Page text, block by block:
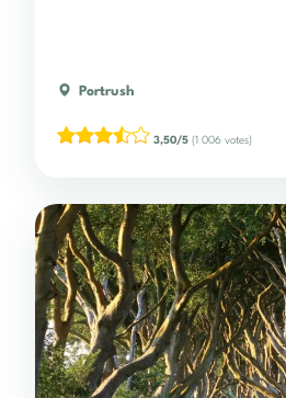
Portrush
3,50/5 (1 006 votes)